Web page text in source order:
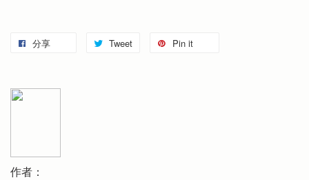
分享 Tweet Pin it
作者：